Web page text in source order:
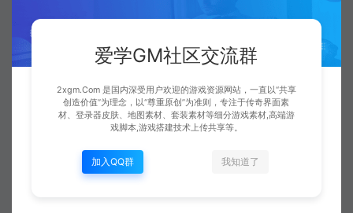
爱学GM社区交流群
2xgm.Com 是国内深受用户欢迎的游戏资源网站，一直以“共享
创造价值”为理念，以“尊重原创”为准则，专注于传奇界面素
材、登录器皮肤、地图素材、套装素材等细分游戏素材,高端游
戏脚本,游戏搭建技术上传共享等。
加入QQ群 我知道了